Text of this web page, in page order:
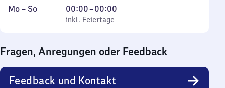
Montag
Mo – So,
inkl. Feiertage
00:00–00:00
Von
0
0
Uhr
inkl. Feiertage
Fragen, Anregungen oder Feedback
Feedback und Kontakt